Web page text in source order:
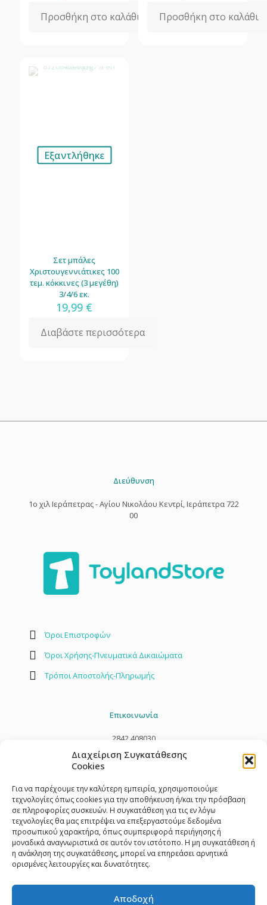
Διαχείριση Συγκατάθεσης
Cookies
Για να παρέχουμε την καλύτερη εμπειρία, χρησιμοποιούμε
τεχνολογίες όπως cookies για την αποθήκευση ή/και την πρόσβαση
σε πληροφορίες συσκευών. Η συγκατάθεση για τις εν λόγω
τεχνολογίες θα μας επιτρέψει να επεξεργαστούμε δεδομένα
προσωπικού χαρακτήρα, όπως συμπεριφορά περιήγησης ή
μοναδικά αναγνωριστικά σε αυτόν τον ιστότοπο. Η μη συγκατάθεση ή
η ανάκληση της συγκατάθεσης, μπορεί να επηρεάσει αρνητικά
ορισμένες λειτουργίες και δυνατότητες.
Αποδοχή
Προσθήκη στο καλάθι Προσθήκη στο καλάθι
Εξαντλήθηκε
Σετ μπάλες
Χριστουγεννιάτικες 100
τεμ. κόκκινες (3 μεγέθη)
3/4/6 εκ.
19,99 €
Διαβάστε περισσότερα
Διεύθυνση
1o χιλ Ιεράπετρας - Αγίου Νικολάου Κεντρί, Ιεράπετρα 722
00
Όροι Επιστροφών
Όροι Χρήσης-Πνευματικά Δικαιώματα
Τρόποι Αποστολής-Πληρωμής
Επικοινωνία
2842 408030
info@toylandstore.gr